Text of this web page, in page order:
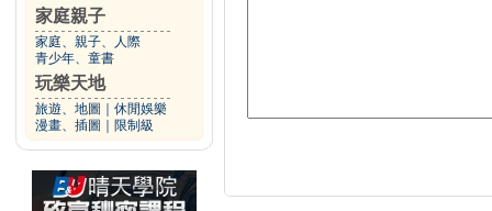
家庭親子
家庭、親子、人際
青少年、童書
玩樂天地
旅遊、地圖
休閒娛樂
漫畫、插圖
限制級